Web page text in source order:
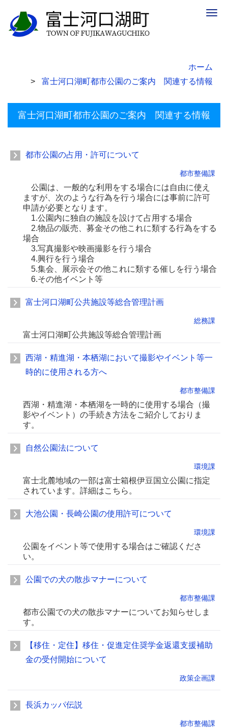
ホーム
富士河口湖町都市公園のご案内 関連する情報
富士河口湖町都市公園のご案内 関連する情報
都市公園の占用・許可について
都市整備課
公園は、一般的な利用をする場合には自由に使え
ますが、次のような行為を行う場合には事前に許可
申請が必要となります。
1.公園内に独自の施設を設けて占用する場合
2.物品の販売、募金その他これに類する行為をする
場合
3.写真撮影や映画撮影を行う場合
4.興行を行う場合
5.集会、展示会その他これに類する催しを行う場合
6.その他イベント等
富士河口湖町公共施設等総合管理計画
総務課
富士河口湖町公共施設等総合管理計画
西湖・精進湖・本栖湖において撮影やイベント等一
時的に使用される方へ
都市整備課
西湖・精進湖・本栖湖を一時的に使用する場合（撮
影やイベント）の手続き方法をご紹介しておりま
す。
自然公園法について
環境課
富士北麓地域の一部は富士箱根伊豆国立公園に指定
されています。詳細はこちら。
大池公園・長崎公園の使用許可について
環境課
公園をイベント等で使用する場合はご確認くださ
い。
公園での犬の散歩マナーについて
都市整備課
都市公園での犬の散歩マナーについてお知らせしま
す。
【移住・定住】移住・促進定住奨学金返還支援補助
金の受付開始について
政策企画課
長浜カッパ伝説
都市整備課